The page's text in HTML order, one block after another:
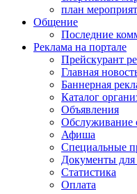
план
Общение
Последние
Реклама на портале
Прейскурант
Главная
Баннерная
Каталог
Объявления
Обслуживание
Афиша
Специальные
Документы для
Статистика
Оплата